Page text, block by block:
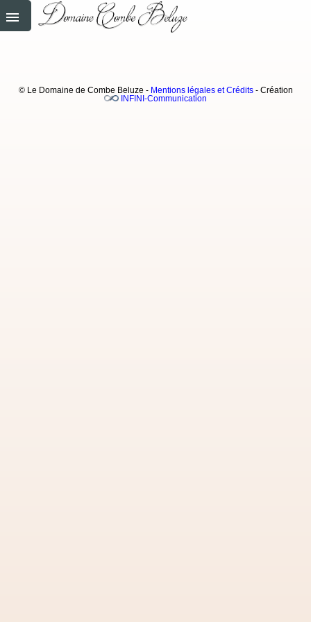
© Le Domaine de Combe Beluze - Mentions légales et Crédits
INFINI-Communication